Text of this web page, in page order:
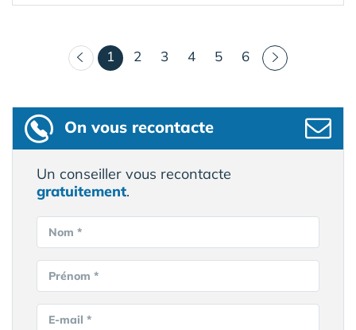
1 (courant)
2 3 4 5 6
On vous recontacte
Un conseiller vous recontacte
gratuitement.
Nom *
Prénom *
E-mail *